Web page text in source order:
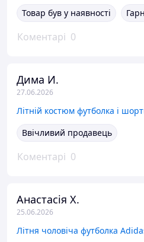
Товар був у наявності
Коментарі 0
Дима И.
27.06.2026
Ввічливий продавець
Коментарі 0
Анастасія Х.
25.06.2026